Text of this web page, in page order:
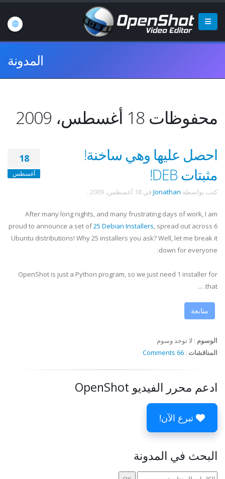
المدونة
محفوظات 18 أغسطس، 2009
18
أغسطس
احصل عليها وهي ساخنة!
مثبتات DEB!
كتب بواسطة Jonathan في 18 أغسطس، 2009 .
After many long nights, and many frustrating days of work, I am
proud to announce a set of25 Debian Installers, spread out across 6
Ubuntu distributions! Why 25 installers you ask? Well, let me break it
down for everyone:
OpenShot is just a Python program, so we just need 1 installer for
that. ...
متابعة
الوسوم : لا توجد وسوم
المناقشات :
66 Comments
ادعم محرر الفيديو OpenShot
تبرع الآن!
البحث في المدونة